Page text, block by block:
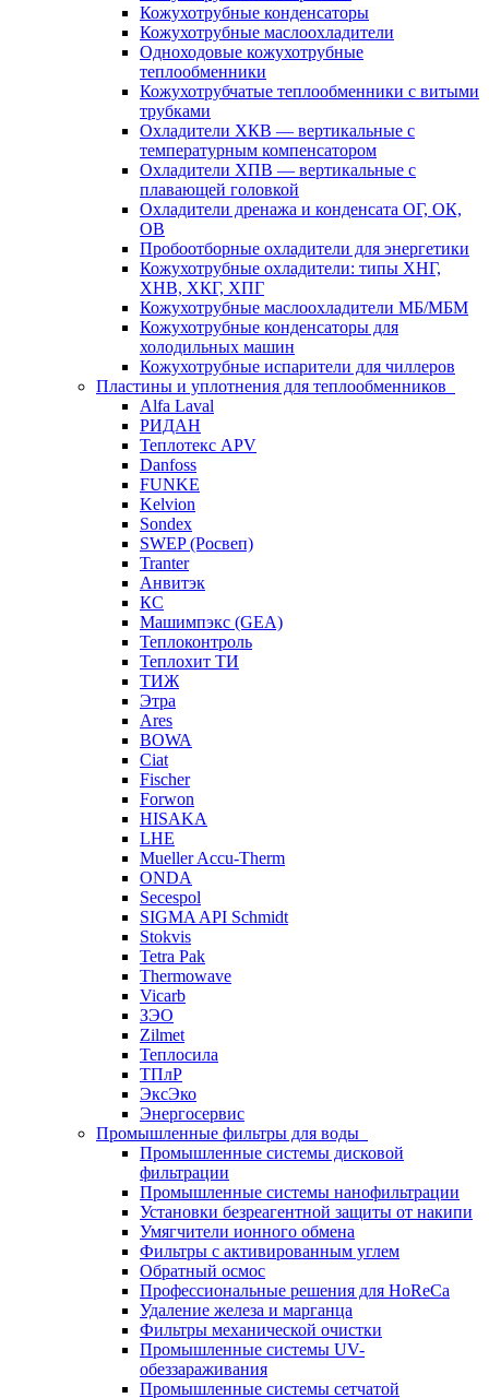
Кожухотрубные конденсаторы
Кожухотрубные маслоохладители
Одноходовые кожухотрубные
теплообменники
Кожухотрубчатые теплообменники с витыми
трубками
Охладители ХКВ — вертикальные с
температурным компенсатором
Охладители ХПВ — вертикальные с
плавающей головкой
Охладители дренажа и конденсата ОГ, ОК,
ОВ
Пробоотборные охладители для энергетики
Кожухотрубные охладители: типы ХНГ,
ХНВ, ХКГ, ХПГ
Кожухотрубные маслоохладители МБ/МБМ
Кожухотрубные конденсаторы для
холодильных машин
Кожухотрубные испарители для чиллеров
Пластины и уплотнения для теплообменников
Alfa Laval
РИДАН
Теплотекс APV
Danfoss
FUNKE
Kelvion
Sondex
SWEP (Росвеп)
Tranter
Анвитэк
КС
Машимпэкс (GEA)
Теплоконтроль
Теплохит ТИ
ТИЖ
Этра
Ares
BOWA
Ciat
Fischer
Forwon
HISAKA
LHE
Mueller Accu-Therm
ONDA
Secespol
SIGMA API Schmidt
Stokvis
Tetra Pak
Thermowave
Vicarb
ЗЭО
Zilmet
Теплосила
ТПлР
ЭксЭко
Энергосервис
Промышленные фильтры для воды
Промышленные системы дисковой
фильтрации
Промышленные системы нанофильтрации
Установки безреагентной защиты от накипи
Умягчители ионного обмена
Фильтры с активированным углем
Обратный осмос
Профессиональные решения для HoReCa
Удаление железа и марганца
Фильтры механической очистки
Промышленные системы UV-
обеззараживания
Промышленные системы сетчатой